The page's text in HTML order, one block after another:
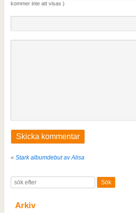
kommer inte att visas )
« Stark albumdebut av Alisa
Arkiv